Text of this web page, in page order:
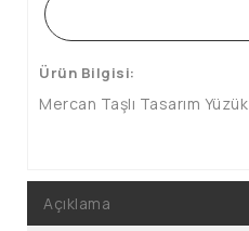
Ürün Bilgisi:
Mercan Taşlı Tasarım Yüzük
Açıklama